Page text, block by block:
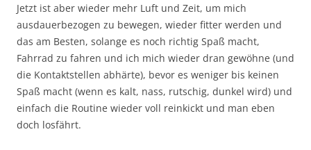
Jetzt ist aber wieder mehr Luft und Zeit, um mich
ausdauerbezogen zu bewegen, wieder fitter werden und
das am Besten, solange es noch richtig Spaß macht,
Fahrrad zu fahren und ich mich wieder dran gewöhne (und
die Kontaktstellen abhärte), bevor es weniger bis keinen
Spaß macht (wenn es kalt, nass, rutschig, dunkel wird) und
einfach die Routine wieder voll reinkickt und man eben
doch losfährt.